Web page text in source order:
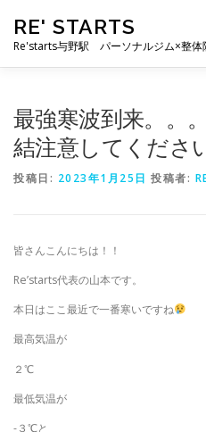
RE' STARTS
Re'starts与野駅 パーソナルジム×整体
最強寒波到来。。
結注意してくださ
投稿日: 2023年1月25日 投稿者:
皆さんこんにちは！！
Re’starts代表の山本です。
本日はここ最近で一番寒いですね
最高気温が
２℃
最低気温が
-３℃と